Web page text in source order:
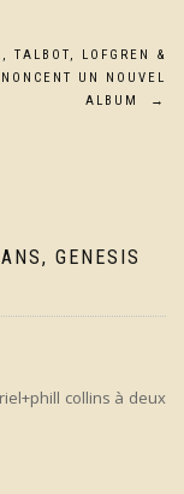
TALBOT, LOFGREN &
UN NOUVEL
ALBUM
→
GENESIS
collins à deux